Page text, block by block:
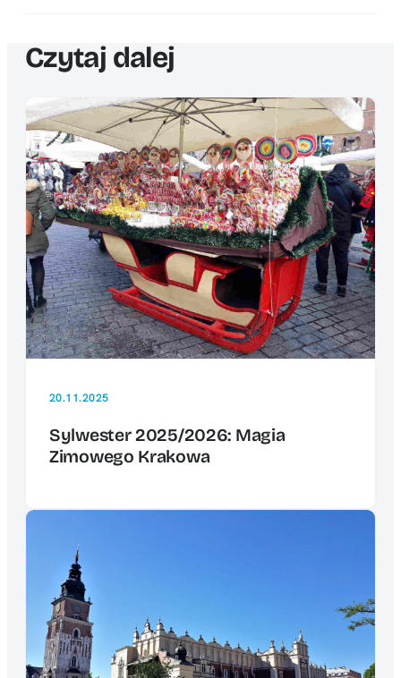
Czytaj dalej
20.11.2025
Sylwester 2025/2026: Magia
Zimowego Krakowa